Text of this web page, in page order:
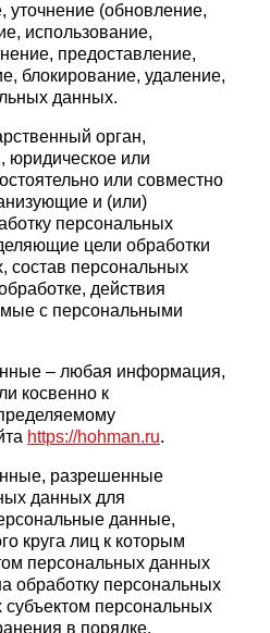
уточнение (обновление,
использование,
предоставление,
блокирование, удаление,
данных.
орган,
юридическое или
или совместно
и (или)
персональных
цели обработки
состав персональных
действия
с персональными
– любая информация,
косвенно к
https://hohman.ru.
разрешенные
данных для
данные,
круга лиц к которым
персональных данных
обработку персональных
персональных
в порядке,